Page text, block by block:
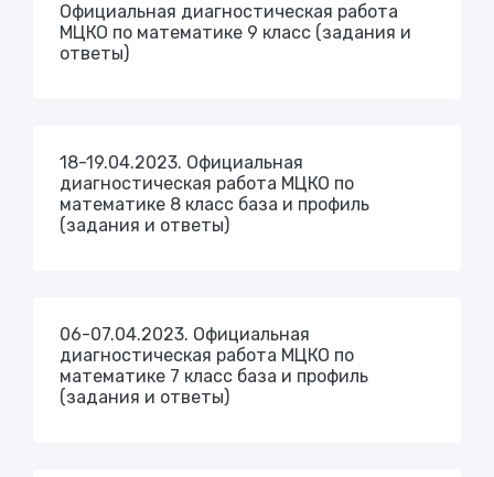
Официальная диагностическая работа
МЦКО по математике 9 класс (задания и
ответы)
18-19.04.2023. Официальная
диагностическая работа МЦКО по
математике 8 класс база и профиль
(задания и ответы)
06-07.04.2023. Официальная
диагностическая работа МЦКО по
математике 7 класс база и профиль
(задания и ответы)